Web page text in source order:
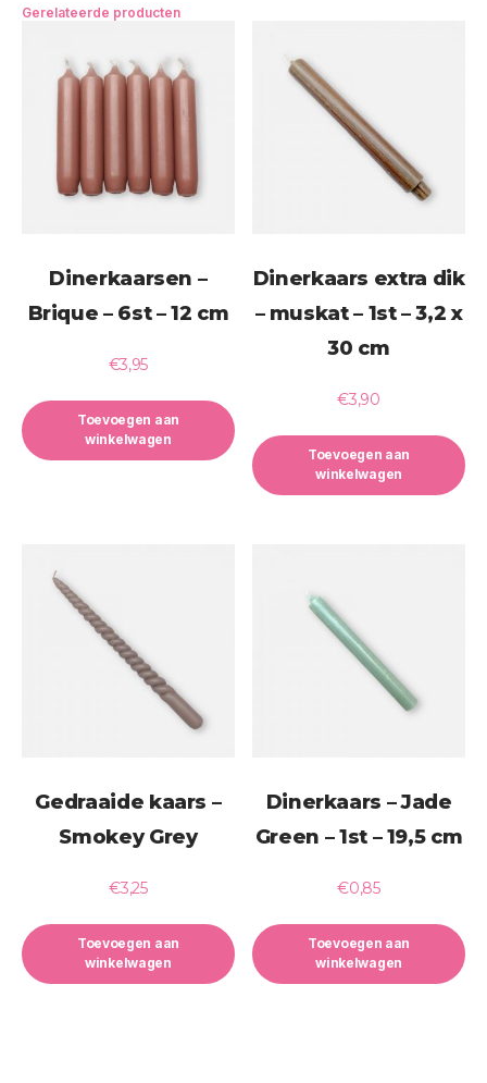
Gerelateerde producten
Dinerkaarsen –
Brique – 6st – 12 cm
€3,95
Toevoegen aan
winkelwagen
Dinerkaars extra dik
– muskat – 1st – 3,2 x
30 cm
€3,90
Toevoegen aan
winkelwagen
Gedraaide kaars –
Smokey Grey
€3,25
Toevoegen aan
winkelwagen
Dinerkaars – Jade
Green – 1st – 19,5 cm
€0,85
Toevoegen aan
winkelwagen